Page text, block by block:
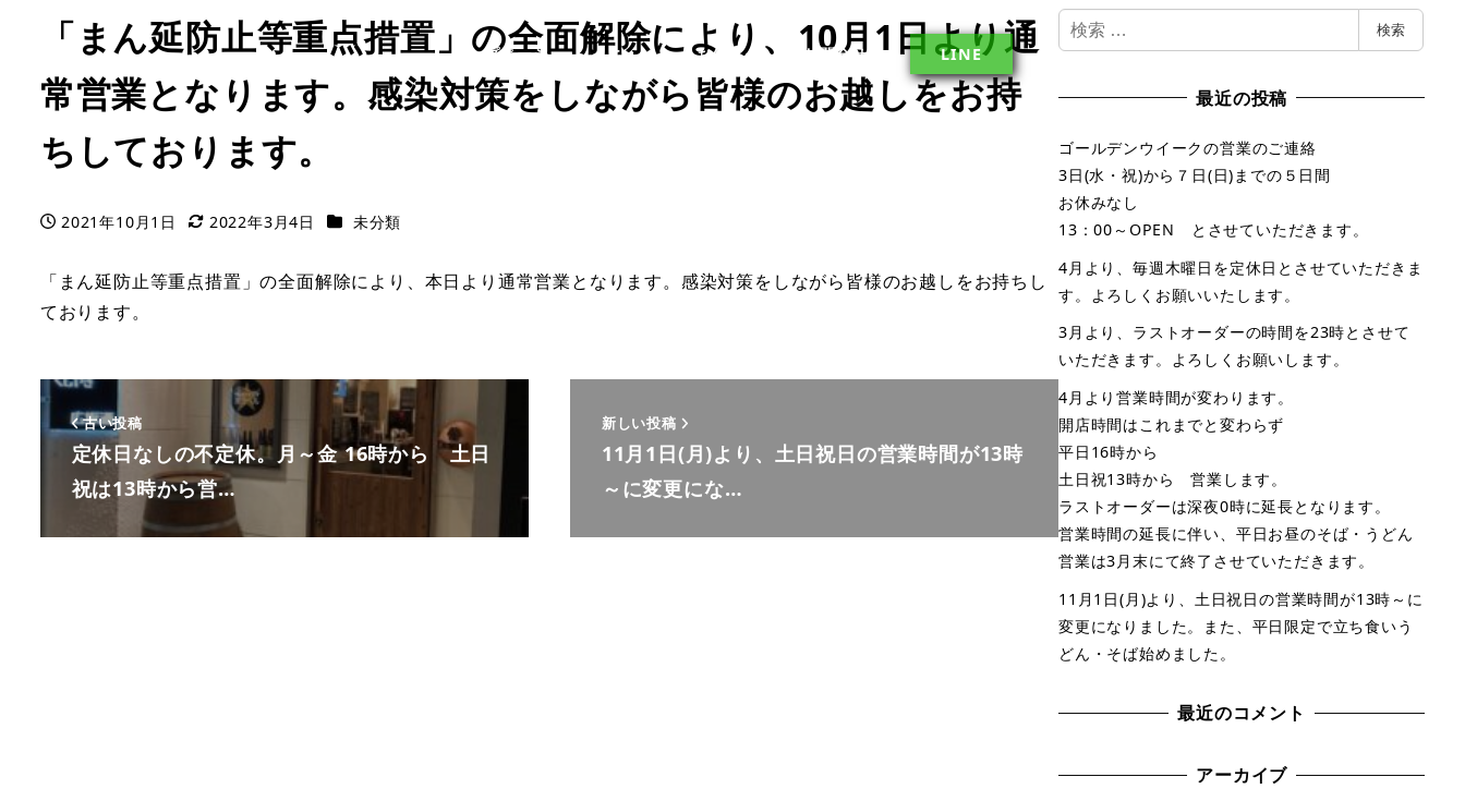
トップページ メニュー お知らせ お問合せ LINE
「まん延防止等重点措置」の全面解除により、10月1日より通
常営業となります。感染対策をしながら皆様のお越しをお持
ちしております。
投稿日
2021年10月1日
更新日
2022年3月4日 カテゴリー
未分類
「まん延防止等重点措置」の全面解除により、本日より通常営業となります。感染対策をしながら皆様のお越しをお持ちし
ております。
古い投稿
定休日なしの不定休。月～金 16時から 土日
祝は13時から営…
新しい投稿
11月1日(月)より、土日祝日の営業時間が13時
～に変更にな…
検
索
検索
最近の投稿
ゴールデンウイークの営業のご連絡
3日(水・祝)から７日(日)までの５日間
お休みなし
13：00～OPEN とさせていただきます。
4月より、毎週木曜日を定休日とさせていただきま
す。よろしくお願いいたします。
3月より、ラストオーダーの時間を23時とさせて
いただきます。よろしくお願いします。
4月より営業時間が変わります。
開店時間はこれまでと変わらず
平日16時から
土日祝13時から 営業します。
ラストオーダーは深夜0時に延長となります。
営業時間の延長に伴い、平日お昼のそば・うどん
営業は3月末にて終了させていただきます。
11月1日(月)より、土日祝日の営業時間が13時～に
変更になりました。また、平日限定で立ち食いう
どん・そば始めました。
最近のコメント
アーカイブ